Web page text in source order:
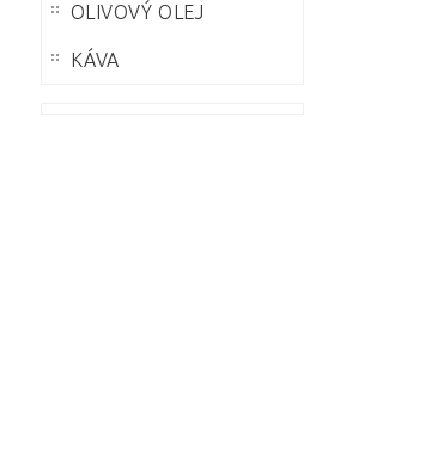
OLIVOVÝ OLEJ
KÁVA